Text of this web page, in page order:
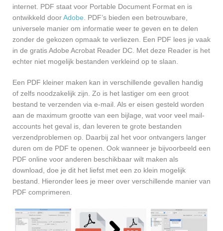
internet. PDF staat voor Portable Document Format en is
ontwikkeld doorAdobe . PDF’s bieden een betrouwbare,
universele manier om informatie weer te geven en te delen
zonder de gekozen opmaak te verliezen. Een PDF lees je vaak
in de gratis Adobe Acrobat Reader DC. Met deze Reader is het
echter niet mogelijk bestanden verkleind op te slaan.
Een PDF kleiner maken kan in verschillende gevallen handig
of zelfs noodzakelijk zijn. Zo is het lastiger om een groot
bestand te verzenden via e-mail. Als er eisen gesteld worden
aan de maximum grootte van een bijlage, wat voor veel mail-
accounts het geval is, dan leveren te grote bestanden
verzendproblemen op. Daarbij zal het voor ontvangers langer
duren om de PDF te openen. Ook wanneer je bijvoorbeeld een
PDF online voor anderen beschikbaar wilt maken als
download, doe je dit het liefst met een zo klein mogelijk
bestand. Hieronder lees je meer over verschillende manier van
PDF comprimeren.